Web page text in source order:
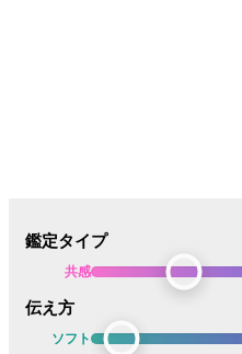
鑑定タイプ
共感
伝え方
ソフト